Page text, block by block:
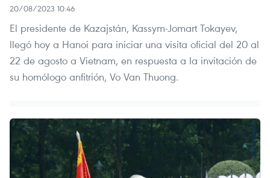
20/08/2023 10:46
El presidente de Kazajstán, Kassym-Jomart Tokayev,
llegó hoy a Hanoi para iniciar una visita oficial del 20 al
22 de agosto a Vietnam, en respuesta a la invitación de
su homólogo anfitrión, Vo Van Thuong.